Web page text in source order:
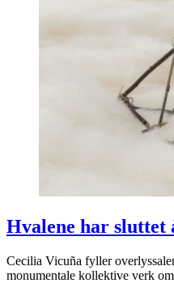
Hvalene har sluttet
Cecilia Vicuña fyller
monumentale kollektive verk